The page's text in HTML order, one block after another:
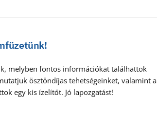
melyben fontos információkat találhattok
ösztöndíjas tehetségeinket, valamint a
egy kis ízelítőt. Jó lapozgatást!